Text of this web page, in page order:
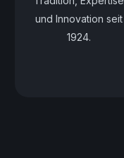
und Innovation seit
1924.